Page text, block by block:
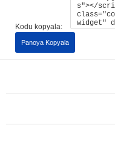
Kodu kopyala:
Panoya Kopyala